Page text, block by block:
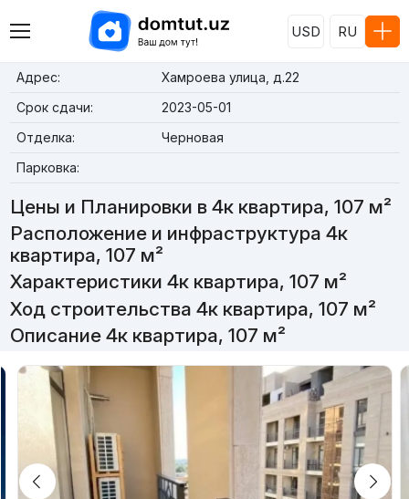
USD RU
Адрес:
Хамроева улица, д.22
Срок сдачи:
2023-05-01
Отделка:
Черновая
Парковка:
Цены и Планировки в 4к квартира, 107 м²
Расположение и инфраструктура 4к
квартира, 107 м²
Характеристики 4к квартира, 107 м²
Ход строительства 4к квартира, 107 м²
Описание 4к квартира, 107 м²